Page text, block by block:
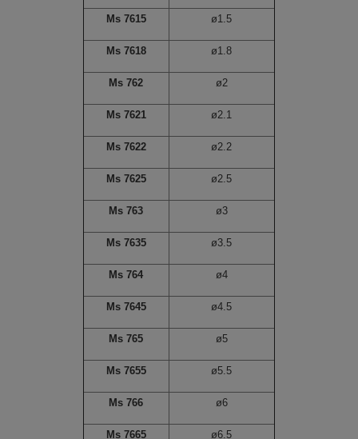
Ms 7615 ø1.5
Ms 7618 ø1.8
Ms 762 ø2
Ms 7621 ø2.1
Ms 7622 ø2.2
Ms 7625 ø2.5
Ms 763 ø3
Ms 7635 ø3.5
Ms 764 ø4
Ms 7645 ø4.5
Ms 765 ø5
Ms 7655 ø5.5
Ms 766 ø6
Ms 7665 ø6.5